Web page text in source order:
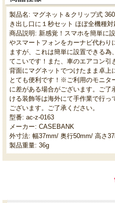
製品名: マグネット＆クリップ式
き出し口に１秒セット ほぼ全機種
商品説明: 新感覚！スマホを簡単に
やスマートフォンをカーナビ代わ
ますが、これは簡単に設置できる為
てこいです！また、車のエアコン
背面にマグネットでつけたまま卓上
とても便利です！※ご利用のモニタ
に差がある場合がございます。ご
ける装飾等は海外にて手作業で行
ございます。ご了承ください。
型番: ac-z-0163
メーカー: CASEBANK
外寸法: 幅37mm/ 奥行50mm/ 高さ
製品重量: 36g